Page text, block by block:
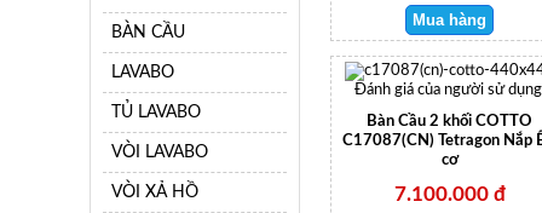
BÀN CẦU
LAVABO
TỦ LAVABO
VÒI LAVABO
VÒI XẢ HỒ
Đánh giá của người sử
Bàn Cầu 2 khối COTTO
C17087(CN) Tetragon Nắp
cơ
7.100.000 đ